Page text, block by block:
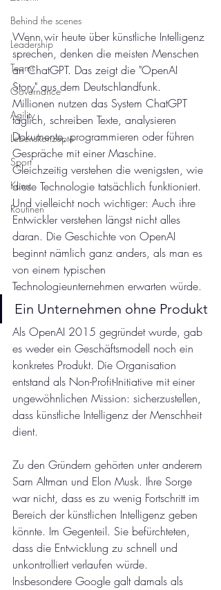
Behind the scenes
Leadership
Teams
Governance
Agility
Lebenskonzepte
Sport
Kunst
Routinen
Wenn wir heute über künstliche Intelligenz
sprechen, denken die meisten Menschen
an ChatGPT. Das zeigt die "OpenAI
Story" aus dem Deutschlandfunk.
Millionen nutzen das System ChatGPT
täglich, schreiben Texte, analysieren
Dokumente, programmieren oder führen
Gespräche mit einer Maschine.
Gleichzeitig verstehen die wenigsten, wie
diese Technologie tatsächlich funktioniert.
Und vielleicht noch wichtiger: Auch ihre
Entwickler verstehen längst nicht alles
daran. Die Geschichte von OpenAI
beginnt nämlich ganz anders, als man es
von einem typischen
Technologieunternehmen erwarten würde.
Ein Unternehmen ohne Produkt
Als OpenAI 2015 gegründet wurde, gab
es weder ein Geschäftsmodell noch ein
konkretes Produkt. Die Organisation
entstand als Non-Profit-Initiative mit einer
ungewöhnlichen Mission: sicherzustellen,
dass künstliche Intelligenz der Menschheit
dient.
Zu den Gründern gehörten unter anderem
Sam Altman und Elon Musk. Ihre Sorge
war nicht, dass es zu wenig Fortschritt im
Bereich der künstlichen Intelligenz geben
könnte. Im Gegenteil. Sie befürchteten,
dass die Entwicklung zu schnell und
unkontrolliert verlaufen würde.
Insbesondere Google galt damals als